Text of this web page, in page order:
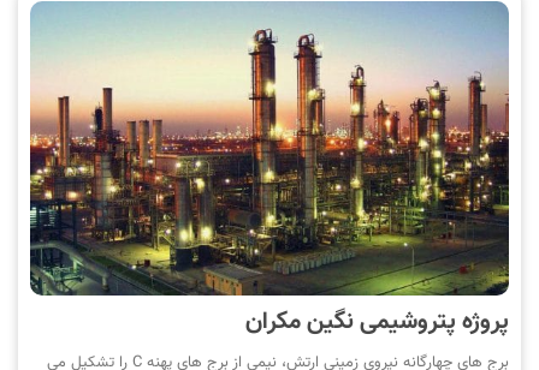
پروژه پتروشیمی نگین مکران
برج های چهارگانه نیروی زمینی ارتش، نیمی از برج های پهنه C را تشکیل می